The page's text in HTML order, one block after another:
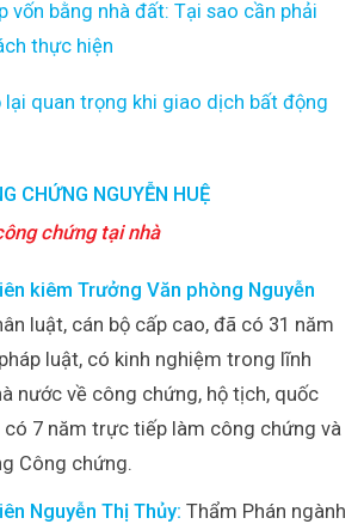
vốn bằng nhà đất: Tại sao cần phải
thực hiện
lại quan trọng khi giao dịch bất động
CHỨNG NGUYỄN HUỆ
chứng tại nhà
kiêm Trưởng Văn phòng Nguyễn
luật, cán bộ cấp cao, đã có 31 năm
luật, có kinh nghiệm trong lĩnh
nước về công chứng, hộ tịch, quốc
7 năm trực tiếp làm công chứng và
Công chứng.
Nguyễn Thị Thủy: Thẩm Phán ngành